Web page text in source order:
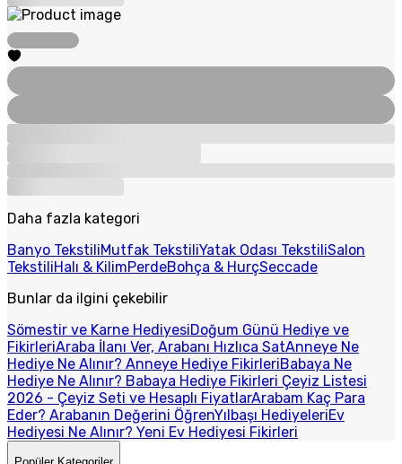
Daha fazla kategori
Banyo TekstiliMutfak TekstiliYatak Odası TekstiliSalon
TekstiliHalı & KilimPerdeBohça & HurçSeccade
Bunlar da ilgini çekebilir
Sömestir ve Karne HediyesiDoğum Günü Hediye ve
FikirleriAraba İlanı Ver, Arabanı Hızlıca SatAnneye Ne
Hediye Ne Alınır? Anneye Hediye FikirleriBabaya Ne
Hediye Ne Alınır? Babaya Hediye Fikirleri Çeyiz Listesi
2026 - Çeyiz Seti ve Hesaplı FiyatlarArabam Kaç Para
Eder? Arabanın Değerini ÖğrenYılbaşı HediyeleriEv
Hediyesi Ne Alınır? Yeni Ev Hediyesi Fikirleri